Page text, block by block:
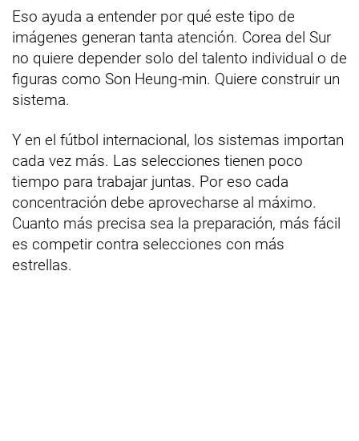
Eso ayuda a entender por qué este tipo de
imágenes generan tanta atención. Corea del Sur
no quiere depender solo del talento individual o de
figuras como Son Heung-min. Quiere construir un
sistema.
Y en el fútbol internacional, los sistemas importan
cada vez más. Las selecciones tienen poco
tiempo para trabajar juntas. Por eso cada
concentración debe aprovecharse al máximo.
Cuanto más precisa sea la preparación, más fácil
es competir contra selecciones con más
estrellas.